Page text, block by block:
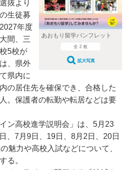
あおもり留学パンフレット
全 2 枚
拡大写真
抜より
生徒募
年度
間、三
5校が
、県外
県内に
の居住先を確保でき、合格した
。保護者の転勤や転居などは要
ン高校進学説明会」は、5月23
、7月9日、19日、8月2日、20日
魅力や高校入試などについて、
る。